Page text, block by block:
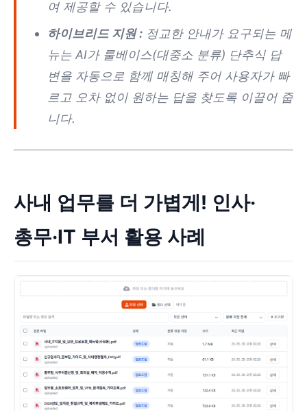
여 제공할 수 있습니다.
하이브리드 지원 : 정교한 안내가 요구되는 메
뉴는 AI가 룰베이스(대중소 분류) 단추식 답
변을 자동으로 함께 매칭해 주어 사용자가 빠
르고 오차 없이 원하는 답을 찾도록 이끌어 줍
니다.
사내 업무를 더 가볍게! 인사·
총무·IT 부서 활용 사례